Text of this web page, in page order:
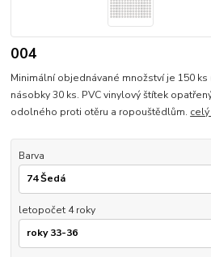
004
Minimální objednávané množství je 150
násobky 30 ks. PVC vinylový štítek
odolného proti otěru a ropouštědlům.
Barva
letopočet 4 roky